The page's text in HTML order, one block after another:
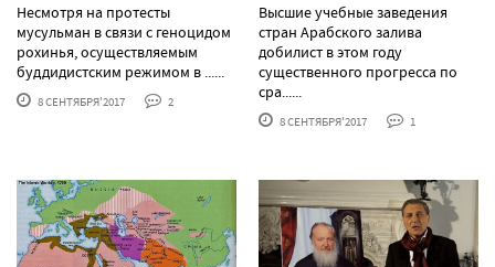
Несмотря на протесты
мусульман в связи с геноцидом
рохинья, осуществляемым
буддидистским режимом в ......
8 СЕНТЯБРЯ'2017 2
Высшие учебные заведения
стран Арабского залива
добилист в этом году
существенного прогресса по
сра......
8 СЕНТЯБРЯ'2017 1